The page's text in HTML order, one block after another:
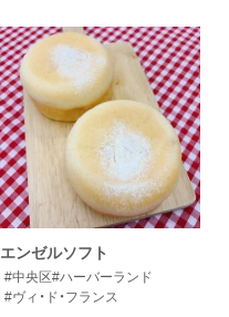
エンゼルソフト
#中央区#ハーバーランド
#ヴィ・ド・フランス